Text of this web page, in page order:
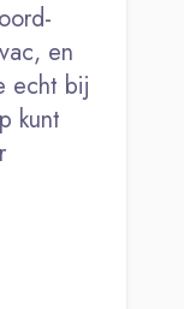
en
echt bij
kunt